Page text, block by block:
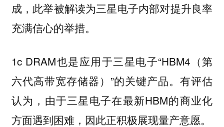
成，此举被解读为三星电子内部对提升良率
充满信心的举措。
1c DRAM也是应用于三星电子“HBM4（第
六代高带宽存储器）”的关键产品。有评估
认为，由于三星电子在最新HBM的商业化
方面遇到困难，因此正积极展现量产意愿。